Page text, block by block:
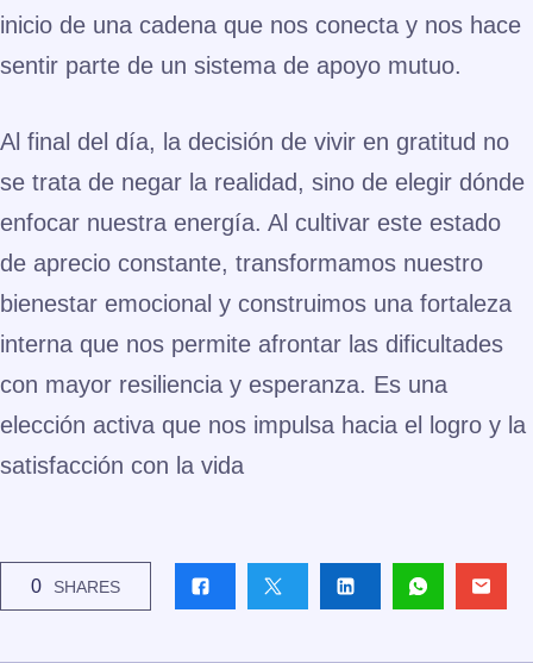
inicio de una cadena que nos conecta y nos hace
sentir parte de un sistema de apoyo mutuo.
Al final del día, la decisión de vivir en gratitud no
se trata de negar la realidad, sino de elegir dónde
enfocar nuestra energía. Al cultivar este estado
de aprecio constante, transformamos nuestro
bienestar emocional y construimos una fortaleza
interna que nos permite afrontar las dificultades
con mayor resiliencia y esperanza. Es una
elección activa que nos impulsa hacia el logro y la
satisfacción con la vida
0 SHARES